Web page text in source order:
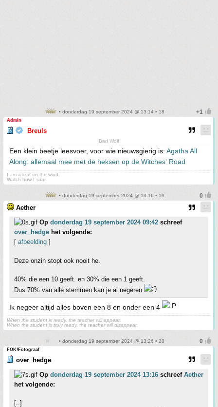
• donderdag 19 september 2024 @ 13:14 • 18
Admin
Breuls
Bad Wolf
Een klein beetje leesvoer, voor wie nieuwsgierig is: Agatha All
Along: allemaal mee met de heksen op de Witches' Road
I am a leaf on the wind.
Watch how I soar.
• donderdag 19 september 2024 @ 13:16 • 19
Aether
Op donderdag 19 september 2024 09:42 schreef
over_hedge het volgende:
[ afbeelding ]
Deze onzin stopt ook nooit he.
40% die een 10 geeft. en 30% die een 1 geeft.
Dus 70% van alle stemmen kan je al negeren
Ik negeer altijd alles boven een 8 en onder een 4
When the student is ready, the teacher will appear.
When the student is truly ready, the teacher will disappear.
• donderdag 19 september 2024 @ 13:26 • 20
FOK!Fotograaf
over_hedge
Op donderdag 19 september 2024 13:16 schreef Aether
het volgende:
[..]